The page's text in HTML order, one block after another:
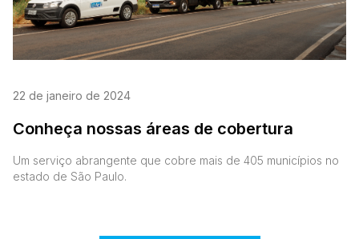
22 de janeiro de 2024
Conheça nossas áreas de cobertura
Um serviço abrangente que cobre mais de 405 municípios no
estado de São Paulo.